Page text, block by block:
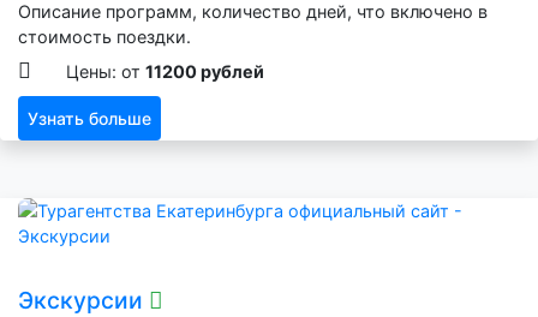
Описание программ, количество дней, что включено в
стоимость поездки.
Цены: от 11200 рублей
Узнать больше
Экскурсии